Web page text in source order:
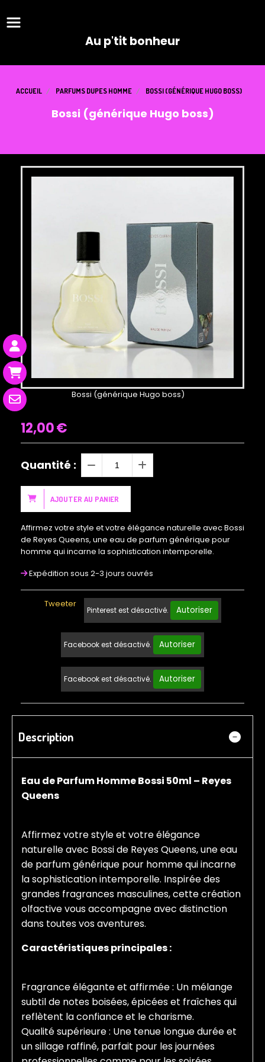
Au p'tit bonheur
ACCUEIL PARFUMS DUPES HOMME BOSSI (GÉNÉRIQUE HUGO BOSS)
Bossi (générique Hugo boss)
Bossi (générique Hugo boss)
12,00€
Quantité :
AJOUTER AU PANIER
Affirmez votre style et votre élégance naturelle avec Bossi
de Reyes Queens, une eau de parfum générique pour
homme qui incarne la sophistication intemporelle.
Expédition sous 2-3 jours ouvrés
Tweeter
Pinterest est désactivé. Autoriser
Facebook est désactivé. Autoriser
Facebook est désactivé. Autoriser
Description
Eau de Parfum Homme Bossi 50ml – Reyes
Queens
Affirmez votre style et votre élégance
naturelle avec Bossi de Reyes Queens, une eau
de parfum générique pour homme qui incarne
la sophistication intemporelle. Inspirée des
grandes fragrances masculines, cette création
olfactive vous accompagne avec distinction
dans toutes vos aventures.
Caractéristiques principales :
Fragrance élégante et affirmée : Un mélange
subtil de notes boisées, épicées et fraîches qui
reflètent la confiance et le charisme.
Qualité supérieure : Une tenue longue durée et
un sillage raffiné, parfait pour les journées